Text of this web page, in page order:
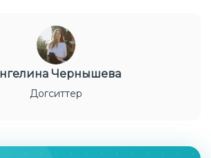
Чернышева
Догситтер